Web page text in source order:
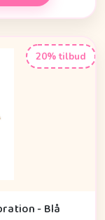
20% tilbud
- Blå